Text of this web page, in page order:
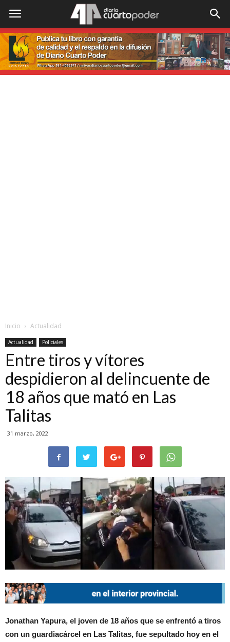
Inicio Actualidad
Actualidad Policiales
Entre tiros y vítores
despidieron al delincuente de
18 años que mató en Las
Talitas
31 marzo, 2022
Jonathan Yapura, el joven de 18 años que se enfrentó a tiros
con un guardiacárcel en Las Talitas, fue sepultado hoy en el